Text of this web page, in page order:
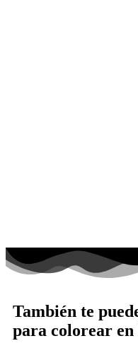
También te
para colorear en